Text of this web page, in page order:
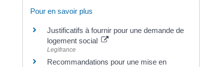
Pour en savoir plus
Justificatifs à fournir pour une demande de
logement social
Legifrance
Recommandations pour une mise en